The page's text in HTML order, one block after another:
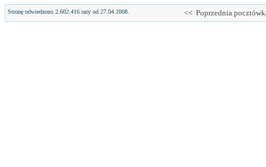
Stronę odwiedzono 2.602.416 razy od 27.04.2008. << Poprzednia